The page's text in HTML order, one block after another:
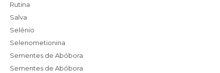
Rutina
Salva
Selénio
Selenometionina
Sementes de Abóbora
Sementes de Abóbora